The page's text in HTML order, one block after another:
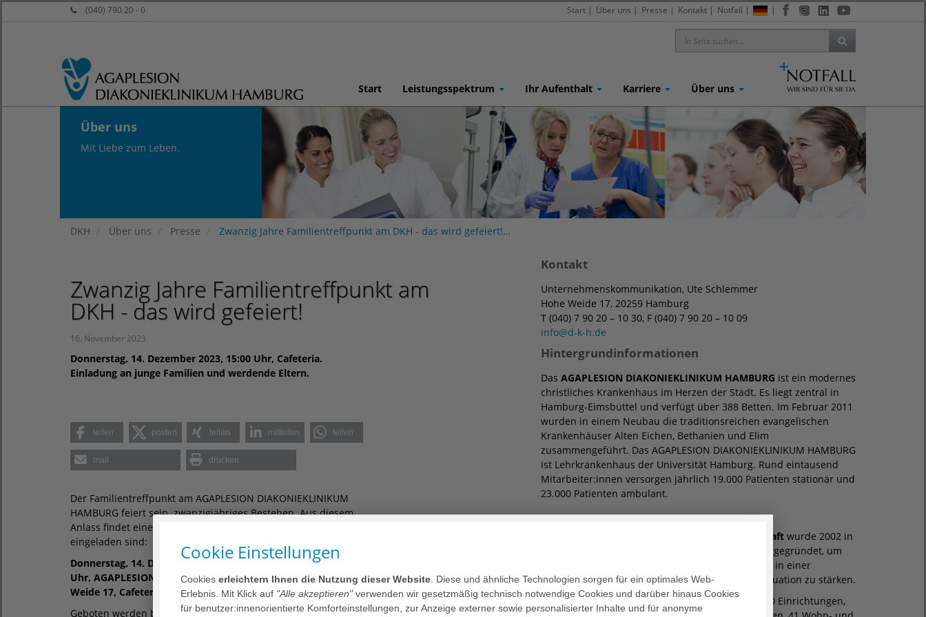
(040) 790 20 - 0 |
Start | Über uns | Presse | Kontakt | Notfall |
Start Leistungsspektrum Ihr Aufenthalt Karriere Über uns
Über uns
Mit Liebe zum Leben.
DKH Über uns Presse Zwanzig Jahre Familientreffpunkt am DKH - das wird gefeiert!…
Zwanzig Jahre Familientreffpunkt am
DKH - das wird gefeiert!
16. November 2023
Donnerstag, 14. Dezember 2023, 15:00 Uhr, Cafeteria.
Einladung an junge Familien und werdende Eltern.
teilen posten teilen mitteilen teilen
mail drucken
Der Familientreffpunkt am AGAPLESION DIAKONIEKLINIKUM
HAMBURG feiert sein zwanzigjähriges Bestehen. Aus diesem
Anlass findet eine Feier statt, zu der alle Interessierten herzlich
eingeladen sind:
Donnerstag, 14. Dezember 2023, 15:00 – 18:00
Uhr, AGAPLESION DIAKONIEKLINIKUM HAMBURG, Hohe
Weide 17, Cafeteria.
Geboten werden bei süßen und herzhaften Köstlichkeiten
Kontakt
Unternehmenskommunikation, Ute Schlemmer
Hohe Weide 17, 20259 Hamburg
T (040) 7 90 20 – 10 30, F (040) 7 90 20 – 10 09
info@d-k-h.de
Hintergrundinformationen
Das AGAPLESION DIAKONIEKLINIKUM HAMBURG ist ein modernes
christliches Krankenhaus im Herzen der Stadt. Es liegt zentral in
Hamburg-Eimsbüttel und verfügt über 388 Betten. Im Februar 2011
wurden in einem Neubau die traditionsreichen evangelischen
Krankenhäuser Alten Eichen, Bethanien und Elim
zusammengeführt. Das AGAPLESION DIAKONIEKLINIKUM HAMBURG
ist Lehrkrankenhaus der Universität Hamburg. Rund eintausend
Mitarbeiter:innen versorgen jährlich 19.000 Patienten stationär und
23.000 Patienten ambulant.
AGAPLESION gemeinnützige Aktiengesellschaft wurde 2002 in
Frankfurt am Main von christlichen Unternehmen gegründet, um
vorwiegend christliche Gesundheitseinrichtungen in einer
anspruchsvollen Wirtschafts- und Wettbewerbssituation zu stärken.
Zu AGAPLESION gehören bundesweit mehr als 100 Einrichtungen,
Cookie Einstellungen
Cookies erleichtern Ihnen die Nutzung dieser Website . Diese und ähnliche Technologien sorgen für ein optimales Web-
Erlebnis. Mit Klick auf "Alle akzeptieren"verwenden wir gesetzmäßig technisch notwendige Cookies und darüber hinaus Cookies
für benutzer:innenorientierte Komforteinstellungen, zur Anzeige externer sowie personalisierter Inhalte und für anonyme